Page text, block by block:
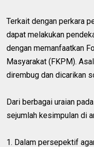
Terkait dengan perkara
dapat melakukan
dengan memanfaatkan
Masyarakat (FKPM).
dirembug dan dicarikan
Dari berbagai uraian
sejumlah kesimpulan di
1. Dalam persepektif